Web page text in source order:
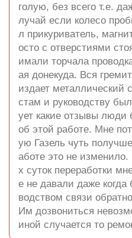
голую, без всего т.е.
лучай если колесо
л прикуриватель,
осто с отверстиями
имали торчала
ая донекуда. Вся
издает металлический
стам и руководству
ует какие отзывы люди
об этой работе. Мне
ую Газель чуть
аботе это не
х суток переработки
е не давали даже
водством связи
Им дозвониться
иной случается то